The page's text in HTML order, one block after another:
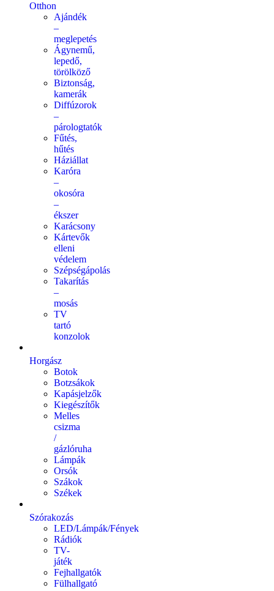
Otthon
Ajándék
–
meglepetés
Ágynemű,
lepedő,
törölköző
Biztonság,
kamerák
Diffúzorok
–
párologtatók
Fűtés,
hűtés
Háziállat
Karóra
–
okosóra
–
ékszer
Karácsony
Kártevők
elleni
védelem
Szépségápolás
Takarítás
–
mosás
TV
tartó
konzolok
Horgász
Botok
Botzsákok
Kapásjelzők
Kiegészítők
Melles
csizma
/
gázlóruha
Lámpák
Orsók
Szákok
Székek
Szórakozás
LED/Lámpák/Fények
Rádiók
TV-
játék
Fejhallgatók
Fülhallgató